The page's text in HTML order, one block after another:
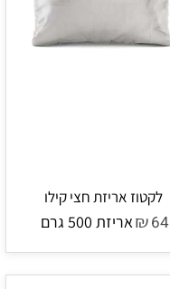
לקטוז אריזת חצי קילו
₪64 אריזת 500 גרם